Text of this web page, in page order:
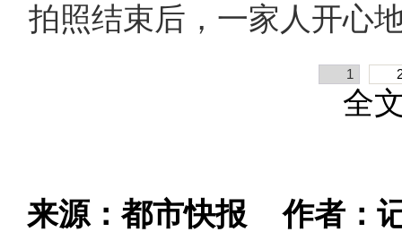
拍照结束后，一家人开心
1
全
来源：都市快报作者：